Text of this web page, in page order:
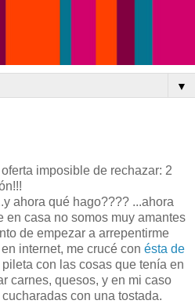
▼
imposible de rechazar: 2
ahora qué hago???? ...ahora
en casa no somos muy amantes
de empezar a arrepentirme
internet, me crucé con ésta de
con las cosas que tenía en
carnes, quesos, y en mi caso
con una tostada.